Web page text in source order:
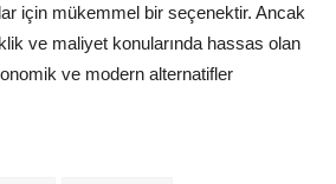
için mükemmel bir seçenektir. Ancak
ve maliyet konularında hassas olan
ve modern alternatifler